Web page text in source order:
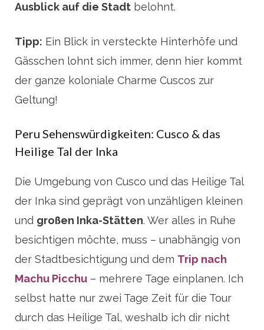
Ausblick auf die Stadt belohnt.
Tipp: Ein Blick in versteckte Hinterhöfe und
Gässchen lohnt sich immer, denn hier kommt
der ganze koloniale Charme Cuscos zur
Geltung!
Peru Sehenswürdigkeiten: Cusco & das
Heilige Tal der Inka
Die Umgebung von Cusco und das Heilige Tal
der Inka sind geprägt von unzähligen kleinen
und großen Inka-Stätten. Wer alles in Ruhe
besichtigen möchte, muss – unabhängig von
der Stadtbesichtigung und dem Trip nach
Machu Picchu – mehrere Tage einplanen. Ich
selbst hatte nur zwei Tage Zeit für die Tour
durch das Heilige Tal, weshalb ich dir nicht